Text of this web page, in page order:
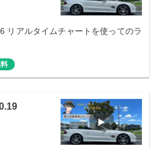
アルタイムチャートを使ってのラ